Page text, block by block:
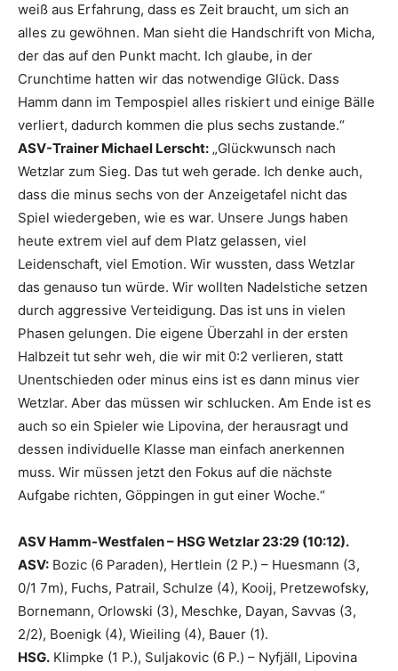
weiß aus Erfahrung, dass es Zeit braucht, um sich an
alles zu gewöhnen. Man sieht die Handschrift von Micha,
der das auf den Punkt macht. Ich glaube, in der
Crunchtime hatten wir das notwendige Glück. Dass
Hamm dann im Tempospiel alles riskiert und einige Bälle
verliert, dadurch kommen die plus sechs zustande.“
ASV-Trainer Michael Lerscht: „Glückwunsch nach
Wetzlar zum Sieg. Das tut weh gerade. Ich denke auch,
dass die minus sechs von der Anzeigetafel nicht das
Spiel wiedergeben, wie es war. Unsere Jungs haben
heute extrem viel auf dem Platz gelassen, viel
Leidenschaft, viel Emotion. Wir wussten, dass Wetzlar
das genauso tun würde. Wir wollten Nadelstiche setzen
durch aggressive Verteidigung. Das ist uns in vielen
Phasen gelungen. Die eigene Überzahl in der ersten
Halbzeit tut sehr weh, die wir mit 0:2 verlieren, statt
Unentschieden oder minus eins ist es dann minus vier
Wetzlar. Aber das müssen wir schlucken. Am Ende ist es
auch so ein Spieler wie Lipovina, der herausragt und
dessen individuelle Klasse man einfach anerkennen
muss. Wir müssen jetzt den Fokus auf die nächste
Aufgabe richten, Göppingen in gut einer Woche.“
ASV Hamm-Westfalen – HSG Wetzlar 23:29 (10:12).
ASV: Bozic (6 Paraden), Hertlein (2 P.) – Huesmann (3,
0/1 7m), Fuchs, Patrail, Schulze (4), Kooij, Pretzewofsky,
Bornemann, Orlowski (3), Meschke, Dayan, Savvas (3,
2/2), Boenigk (4), Wieiling (4), Bauer (1).
HSG. Klimpke (1 P.), Suljakovic (6 P.) – Nyfjäll, Lipovina